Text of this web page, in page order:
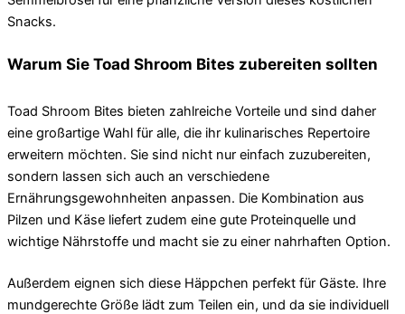
Snacks.
Warum Sie Toad Shroom Bites zubereiten sollten
Toad Shroom Bites bieten zahlreiche Vorteile und sind daher
eine großartige Wahl für alle, die ihr kulinarisches Repertoire
erweitern möchten. Sie sind nicht nur einfach zuzubereiten,
sondern lassen sich auch an verschiedene
Ernährungsgewohnheiten anpassen. Die Kombination aus
Pilzen und Käse liefert zudem eine gute Proteinquelle und
wichtige Nährstoffe und macht sie zu einer nahrhaften Option.
Außerdem eignen sich diese Häppchen perfekt für Gäste. Ihre
mundgerechte Größe lädt zum Teilen ein, und da sie individuell